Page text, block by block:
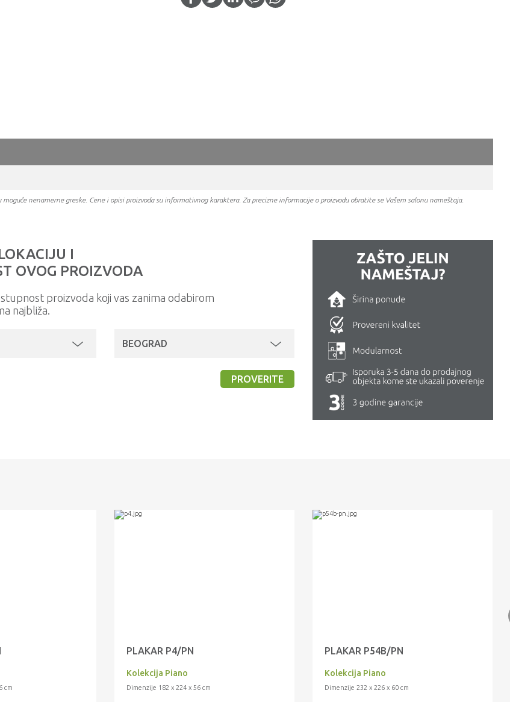
moguće nenamerne greske. Cene i opisi proizvoda su informativnog karaktera. Za precizne informacije o proizvodu obratite se Vašem salonu nameštaja.
I
OVOG PROIZVODA
proizvoda koji vas zanima odabirom
najbliža.
BEOGRAD
PROVERITE
cm
PLAKAR P4/PN
Kolekcija Piano
Dimenzije 182 x 224 x 56 cm
PLAKAR P54B/PN
Kolekcija Piano
Dimenzije 232 x 226 x 60 cm